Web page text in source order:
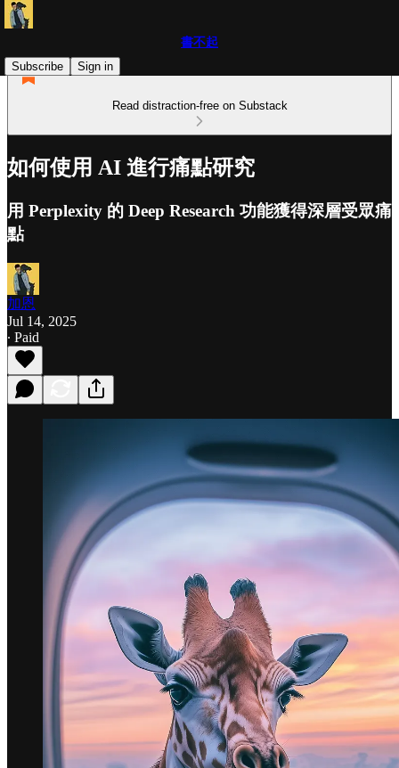
書不起
Subscribe
Sign in
Read distraction-free on Substack
如何使用 AI 進行痛點研究
用 Perplexity 的 Deep Research 功能獲得深層受眾痛
點
加恩
Jul 14, 2025
∙ Paid